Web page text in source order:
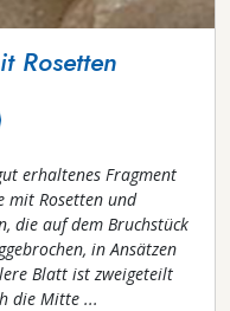
Rosetten
erhaltenes Fragment
mit Rosetten und
die auf dem Bruchstück
in Ansätzen
Blatt ist zweigeteilt
die Mitte ...